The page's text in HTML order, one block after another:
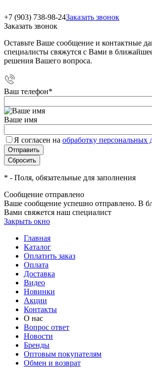
+7 (903) 738-98-24Заказать звонок
Заказать звонок
Оставьте Ваше сообщение и контактные
специалисты свяжутся с Вами в
решения Вашего вопроса.
Ваш телефон*
Ваше имя
Я согласен на обработку персональных
* - Поля, обязательные для заполнения
Сообщение отправлено
Ваше сообщение успешно отправлено. В
Вами свяжется наш специалист
Закрыть окно
Главная
Каталог
Оплатить заказ
Оплата
Доставка
Видео
Новинки
Акции
Контакты
О нас
Вопрос ответ
Новости
Бренды
Оптовым покупателям
Обмен и возврат